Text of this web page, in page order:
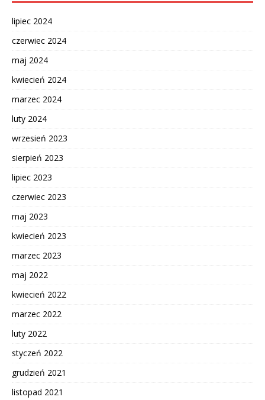
lipiec 2024
czerwiec 2024
maj 2024
kwiecień 2024
marzec 2024
luty 2024
wrzesień 2023
sierpień 2023
lipiec 2023
czerwiec 2023
maj 2023
kwiecień 2023
marzec 2023
maj 2022
kwiecień 2022
marzec 2022
luty 2022
styczeń 2022
grudzień 2021
listopad 2021